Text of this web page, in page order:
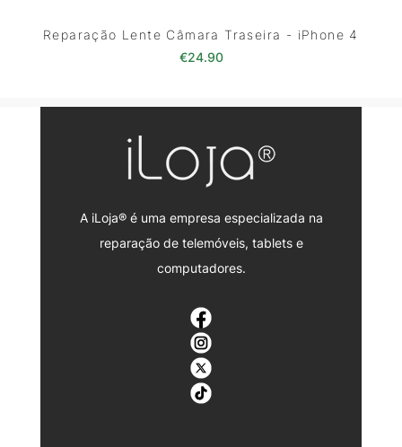
Reparação Lente Câmara Traseira - iPhone 4
€24.90
A iLoja® é uma empresa especializada na
reparação de telemóveis, tablets e
computadores.